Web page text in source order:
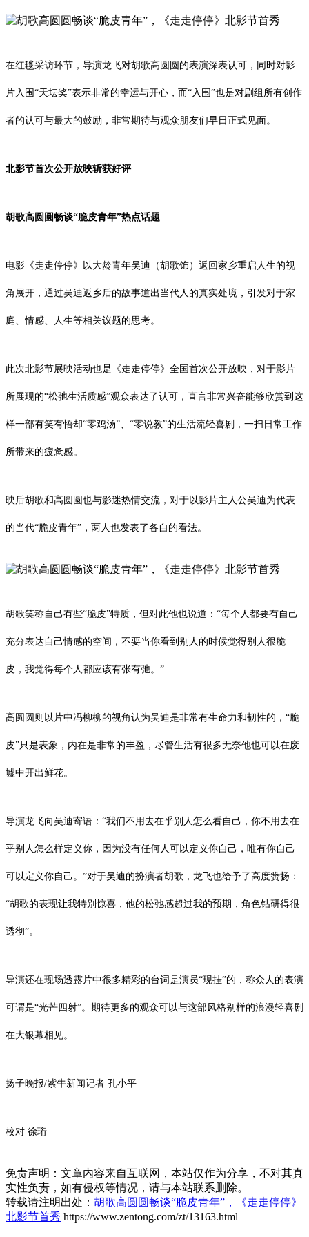
在红毯采访环节，导演龙飞对胡歌高圆圆的表演深表认可，同时对影
片入围“天坛奖”表示非常的幸运与开心，而“入围”也是对剧组所有创作
者的认可与最大的鼓励，非常期待与观众朋友们早日正式见面。
北影节首次公开放映斩获好评
胡歌高圆圆畅谈“脆皮青年”热点话题
电影《走走停停》以大龄青年吴迪（胡歌饰）返回家乡重启人生的视
角展开，通过吴迪返乡后的故事道出当代人的真实处境，引发对于家
庭、情感、人生等相关议题的思考。
此次北影节展映活动也是《走走停停》全国首次公开放映，对于影片
所展现的“松弛生活质感”观众表达了认可，直言非常兴奋能够欣赏到这
样一部有笑有悟却“零鸡汤”、“零说教”的生活流轻喜剧，一扫日常工作
所带来的疲惫感。
映后胡歌和高圆圆也与影迷热情交流，对于以影片主人公吴迪为代表
的当代“脆皮青年”，两人也发表了各自的看法。
胡歌笑称自己有些“脆皮”特质，但对此他也说道：“每个人都要有自己
充分表达自己情感的空间，不要当你看到别人的时候觉得别人很脆
皮，我觉得每个人都应该有张有弛。”
高圆圆则以片中冯柳柳的视角认为吴迪是非常有生命力和韧性的，“脆
皮”只是表象，内在是非常的丰盈，尽管生活有很多无奈他也可以在废
墟中开出鲜花。
导演龙飞向吴迪寄语：“我们不用去在乎别人怎么看自己，你不用去在
乎别人怎么样定义你，因为没有任何人可以定义你自己，唯有你自己
可以定义你自己。”对于吴迪的扮演者胡歌，龙飞也给予了高度赞扬：
“胡歌的表现让我特别惊喜，他的松弛感超过我的预期，角色钻研得很
透彻”。
导演还在现场透露片中很多精彩的台词是演员“现挂”的，称众人的表演
可谓是“光芒四射”。期待更多的观众可以与这部风格别样的浪漫轻喜剧
在大银幕相见。
扬子晚报/紫牛新闻记者 孔小平
校对 徐珩
免责声明：文章内容来自互联网，本站仅作为分享，不对其真
实性负责，如有侵权等情况，请与本站联系删除。
转载请注明出处： 胡歌高圆圆畅谈“脆皮青年”，《走走停停》
北影节首秀 https://www.zentong.com/zt/13163.html